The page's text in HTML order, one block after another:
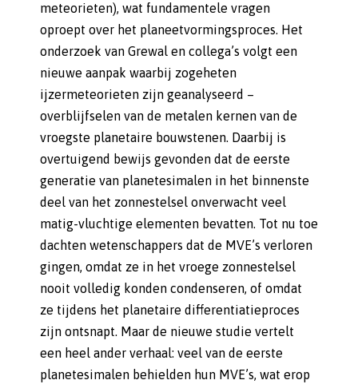
meteorieten), wat fundamentele vragen
oproept over het planeetvormingsproces. Het
onderzoek van Grewal en collega’s volgt een
nieuwe aanpak waarbij zogeheten
ijzermeteorieten zijn geanalyseerd –
overblijfselen van de metalen kernen van de
vroegste planetaire bouwstenen. Daarbij is
overtuigend bewijs gevonden dat de eerste
generatie van planetesimalen in het binnenste
deel van het zonnestelsel onverwacht veel
matig-vluchtige elementen bevatten. Tot nu toe
dachten wetenschappers dat de MVE’s verloren
gingen, omdat ze in het vroege zonnestelsel
nooit volledig konden condenseren, of omdat
ze tijdens het planetaire differentiatieproces
zijn ontsnapt. Maar de nieuwe studie vertelt
een heel ander verhaal: veel van de eerste
planetesimalen behielden hun MVE’s, wat erop